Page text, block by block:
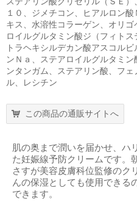
１０、ジメチコン、ヒアルロン
キス、水溶性コラーゲン、オリ
ロイルグルタミン酸ジ（フィト
トラヘキシルデカン酸アスコル
ンＮａ、ステアロイルグルタミ
ンタンガム、ステアリン酸、フ
ル、レシチン
この商品の通販サイトへ
肌の奥まで潤いを届かせ、ハ
た妊娠線予防クリームです。
さすが美容皮膚科位監修のク
んの保湿としても使用できる
できます。